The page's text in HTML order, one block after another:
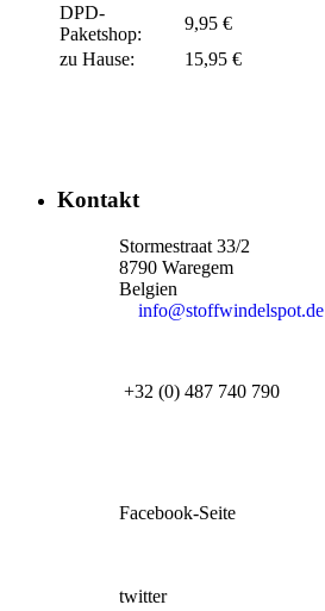
DPD-
Paketshop:
9,95 €
zu Hause:
15,95 €
Kontakt
Stormestraat 33/2
8790 Waregem
Belgien
info@stoffwindelspot.de
+32 (0) 487 740 790
Facebook-Seite
twitter